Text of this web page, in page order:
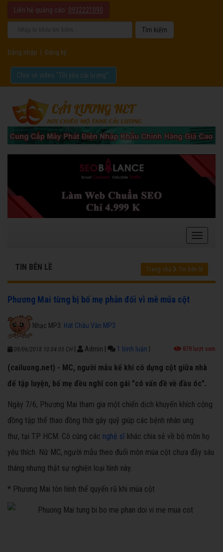
Liên hệ quảng cáo: 0932221090
Đăng nhập Đăng ký
Chia sẻ video "Tôi yêu cải lương".
TIN BÊN LỀ Trang chủ Tin bên lề
Phương Mai từng bị bố mẹ phản đối vì mê múa cột
Nhạc MP3: Hát Chầu Văn MP3
09/06/2018 10:04:05 CH Admin 1 bình luận 879 lượt xem
(cailuong.net) - MC, người mẫu kể khi cô dựng cột giữa nhà
để tập luyện, bố mẹ đều nghĩ con gái "có vấn đề về đầu óc".
Ngày 7/6, Phương Mai tham gia một chiến dịch khuyến khích cộng
đồng tập thể thao đồng thời gây quỹ giúp các bệnh nhân ung
thư, tại TP HCM. Cô cùng các nghệ sĩ khác chia sẻ về bộ môn họ
yêu thích. Nữ MC, người mẫu theo đuổi môn múa cột chưa đầy sáu
tháng nhưng thật sự nghiện loại hình này.
* Phương Mai tôn hình thể quyến rũ khi múa cột